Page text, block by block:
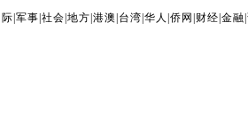
际 |军事 |社会 |地方 |港澳 台湾 |华人 |侨网 财经 |金融 |